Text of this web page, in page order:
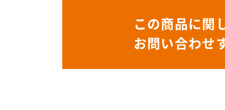
この商品に関
お問い合わせ